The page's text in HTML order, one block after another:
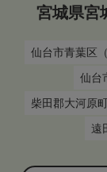
宮城県宮
仙台市青葉区（
仙台
柴田郡大河原町
遠